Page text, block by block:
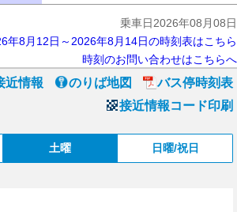
乗車日2026年08月08日
年8月12日～2026年8月14日の時刻表はこちら
時刻のお問い合わせはこちらへ
近情報 のりば地図
バス停時刻表
接近情報コード印刷
土曜 日曜/祝日